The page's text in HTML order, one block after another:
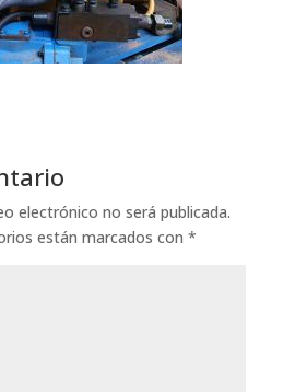
electrónico no será publicada.
están marcados con *